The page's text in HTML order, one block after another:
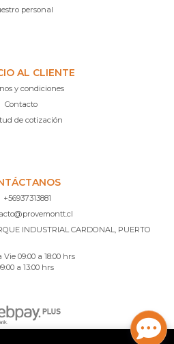
personal
AL CLIENTE
y condiciones
Contacto
de cotización
+56937313881
INDUSTRIAL CARDONAL, PUERTO
Vie 09:00 a 18:00 hrs
a 13:00 hrs